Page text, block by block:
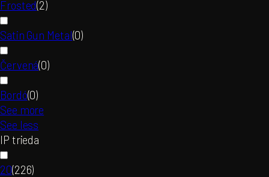
Frosted(2)
Satin Gun Metal(0)
Červená(0)
Bordó(0)
See more
See less
IP trieda
20(226)